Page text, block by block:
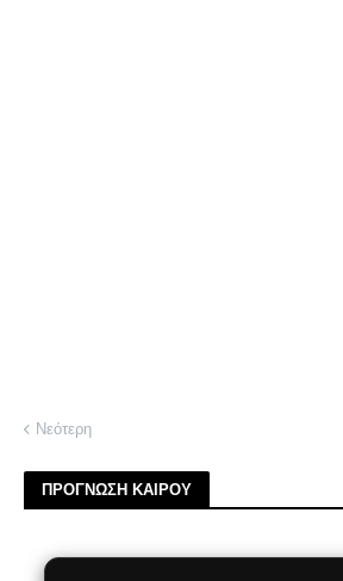
Νεότερη
ΠΡΟΓΝΩΣΗ ΚΑΙΡΟΥ